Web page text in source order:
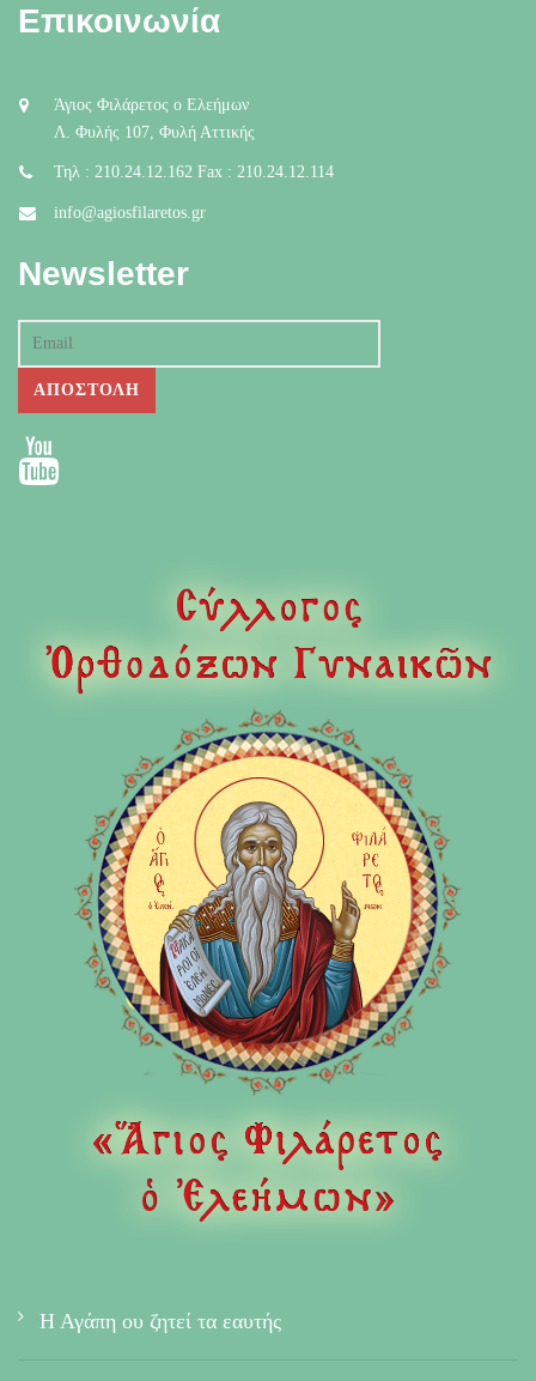
Επικοινωνία
Άγιος Φιλάρετος ο Ελεήμων
Λ. Φυλής 107, Φυλή Αττικής
Τηλ : 210.24.12.162 Fax : 210.24.12.114
info@agiosfilaretos.gr
Newsletter
Η Αγάπη ου ζητεί τα εαυτής